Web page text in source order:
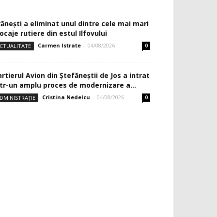
a eliminat unul dintre cele mai mari
rutiere din estul Ilfovului
Carmen Istrate - 04/08/2026 0
Avion din Ştefăneştii de Jos a intrat
un amplu proces de modernizare a...
Cristina Nedelcu - 04/08/2026 0